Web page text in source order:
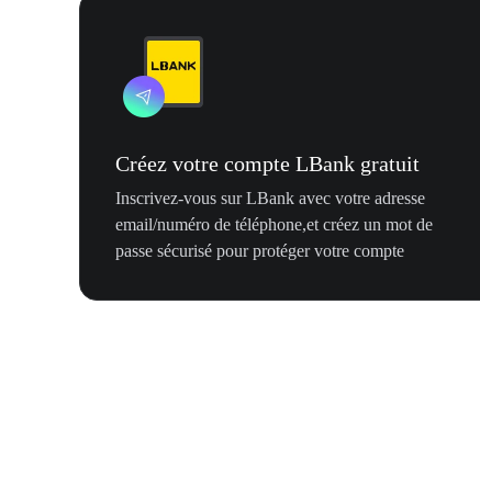
Créez votre compte LBank gratuit
Inscrivez-vous sur LBank avec votre adresse
email/numéro de téléphone,et créez un mot de
passe sécurisé pour protéger votre compte